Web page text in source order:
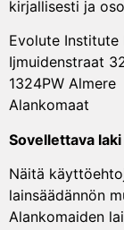
kirjallisesti ja
Evolute Institute
Ijmuidenstraat
1324PW Almere
Alankomaat
Sovellettava laki
Näitä
lainsäädännön
Alankomaiden